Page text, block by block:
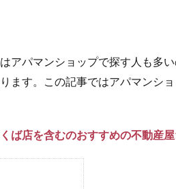
アパマンショップで探す人も多
ます。この記事ではアパマンシ
ば店を含むのおすすめの不動産屋